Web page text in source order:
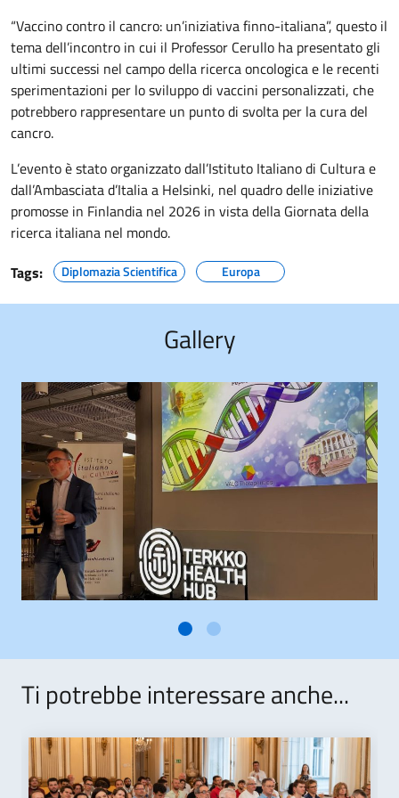
“Vaccino contro il cancro: un’iniziativa finno-italiana”, questo il
tema dell’incontro in cui il Professor Cerullo ha presentato gli
ultimi successi nel campo della ricerca oncologica e le recenti
sperimentazioni per lo sviluppo di vaccini personalizzati, che
potrebbero rappresentare un punto di svolta per la cura del
cancro.
L’evento è stato organizzato dall’Istituto Italiano di Cultura e
dall’Ambasciata d’Italia a Helsinki, nel quadro delle iniziative
promosse in Finlandia nel 2026 in vista della Giornata della
ricerca italiana nel mondo.
Tags:
Diplomazia Scientifica Europa
Gallery
Ti potrebbe interessare anche...